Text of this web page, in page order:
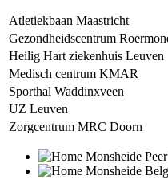
Atletiekbaan Maastricht
Gezondheidscentrum
Heilig Hart ziekenhuis Leuven
Medisch centrum KMAR
Sporthal Waddinxveen
UZ Leuven
Zorgcentrum MRC Doorn